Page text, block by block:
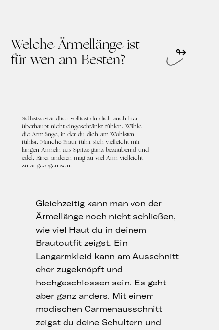
Welche Ärmellänge ist
für wen am Besten?
Selbstverständlich solltest du dich auch hier
überhaupt nicht eingeschränkt fühlen. Wähle
die Armlänge, in der du dich am Wohlsten
fühlst. Manche Braut fühlt sich vielleicht mit
langen Ärmeln aus Spitze ganz bezaubernd und
edel. Einer anderen mag zu viel Arm vielleicht
zu angezogen sein.
Gleichzeitig kann man von der
Ärmellänge noch nicht schließen,
wie viel Haut du in deinem
Brautoutfit zeigst. Ein
Langarmkleid kann am Ausschnitt
eher zugeknöpft und
hochgeschlossen sein. Es geht
aber ganz anders. Mit einem
modischen Carmenausschnitt
zeigst du deine Schultern und